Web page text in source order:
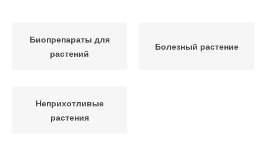
Биопрепараты для
растений
Болезный растение
Неприхотливые
растения